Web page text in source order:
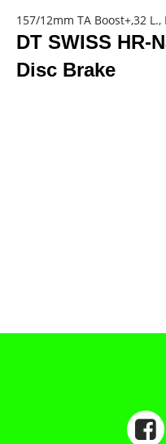
157/12mm TA Boost+,32
DT SWISS HR-
Disc Brake